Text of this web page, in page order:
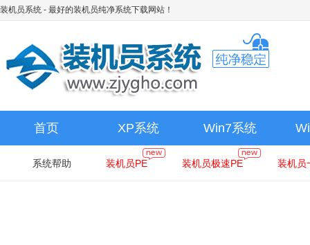
装机员系统 - 最好的装机员纯净系统下载网站！
首页 XP系统 Win7系统
系统帮助 装机员PE 装机员极速PE 装机员